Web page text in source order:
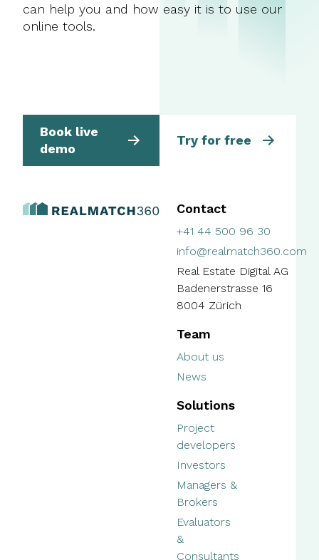
can help you and how easy it is to use our
online tools.
Book live
demo
Try for free
Contact
+41 44 500 96 30
info@realmatch360.com
Real Estate Digital AG
Badenerstrasse 16
8004 Zürich
Team
About us
News
Solutions
Project
developers
Investors
Managers &
Brokers
Evaluators
&
Consultants